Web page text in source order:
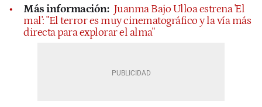
Más información: Juanma Bajo Ulloa estrena 'El
mal': "El terror es muy cinematográfico y la vía más
directa para explorar el alma"